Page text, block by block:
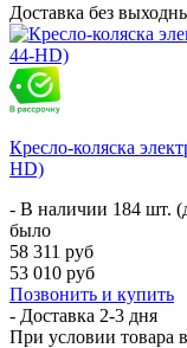
Доставка без
Кресло-коляска
HD)
- В наличии 184 шт.
было
58 311 руб
53 010 руб
Позвонить и купить
- Доставка 2-3 дня
При условии товара